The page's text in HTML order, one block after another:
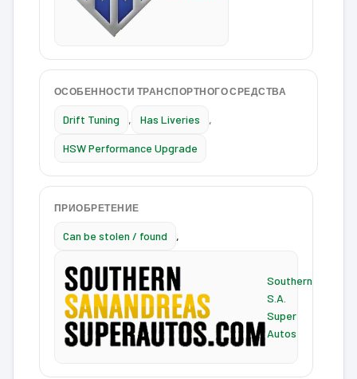
ОСОБЕННОСТИ ТРАНСПОРТНОГО СРЕДСТВА
Drift Tuning , Has Liveries ,
HSW Performance Upgrade
ПРИОБРЕТЕНИЕ
Can be stolen / found ,
Southern
S.A.
Super
Autos